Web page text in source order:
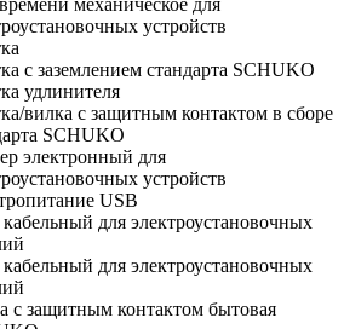
устройств
с заземлением стандарта SCHUKO
удлинителя
вилка с защитным контактом в сборе
SCHUKO
электронный для
устройств
USB
для электроустановочных
для электроустановочных
с защитным контактом бытовая